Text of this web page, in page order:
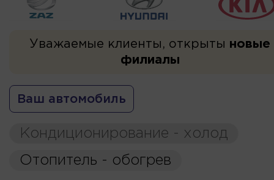
Уважаемые клиенты, открыты новые
филиалы
Ваш автомобиль
Кондиционирование - холод
Отопитель - обогрев